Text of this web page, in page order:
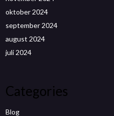
oktober 2024
september 2024
august 2024
juli 2024
Categories
Blog